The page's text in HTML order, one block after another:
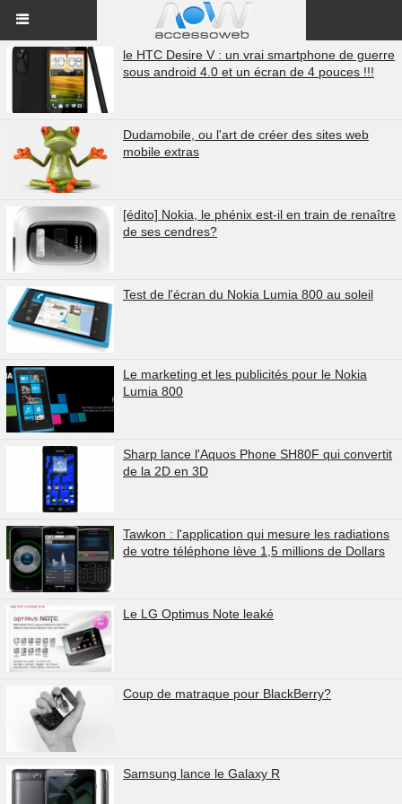
le HTC Desire V : un vrai smartphone de guerre
sous android 4.0 et un écran de 4 pouces !!!
Dudamobile, ou l'art de créer des sites web
mobile extras
[édito] Nokia, le phénix est-il en train de renaître
de ses cendres?
Test de l'écran du Nokia Lumia 800 au soleil
Le marketing et les publicités pour le Nokia
Lumia 800
Sharp lance l'Aquos Phone SH80F qui convertit
de la 2D en 3D
Tawkon : l'application qui mesure les radiations
de votre téléphone lève 1,5 millions de Dollars
Le LG Optimus Note leaké
Coup de matraque pour BlackBerry?
Samsung lance le Galaxy R